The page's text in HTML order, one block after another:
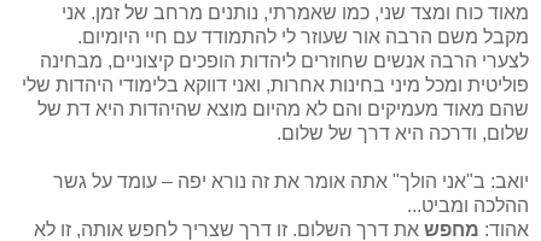
מאוד כוח ומצד שני, כמו שאמרתי, נותנים מרחב של זמן. אני
מקבל משם הרבה אור שעוזר לי להתמודד עם חיי היומיום.
לצערי הרבה אנשים שחוזרים ליהדות הופכים קיצוניים, מבחינה
פוליטית ומכל מיני בחינות אחרות, ואני דווקא בלימודי היהדות שלי
שהם מאוד מעמיקים והם לא מהיום מוצא שהיהדות היא דת של
שלום, ודרכה היא דרך של שלום.
יואב: ב"אני הולך" אתה אומר את זה נורא יפה – עומד על גשר
ההלכה ומביט...
אהוד: מחפש את דרך השלום. זו דרך שצריך לחפש אותה, זו לא